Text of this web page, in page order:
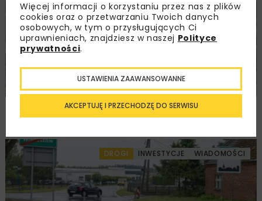
PKP PLK ogłosiły przetarg na odcinek Gdów
– Szczyrzyc projektu Podłęże–Piekiełko
DROGI INWESTYCJE WIADOMOŚCI
Więcej informacji o korzystaniu przez nas z plików
cookies oraz o przetwarzaniu Twoich danych
osobowych, w tym o przysługujących Ci
uprawnieniach, znajdziesz w naszej Polityce
prywatności.
AKCEPTUJĘ I PRZECHODZĘ DO SERWISU
USTAWIENIA ZAAWANSOWANNE